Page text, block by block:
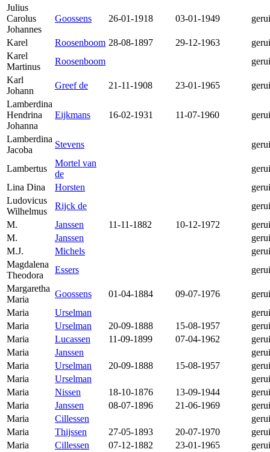
Julius
Carolus
Johannes
Goossens 26-01-1918 03-01-1949
Karel Roosenboom 28-08-1897 29-12-1963
Karel
Martinus
Roosenboom
Karl
Johann
Greef de 21-11-1908 23-01-1965
Lamberdina
Hendrina
Johanna
Eijkmans 16-02-1931 11-07-1960
Lamberdina
Jacoba
Stevens
Lambertus
Mortel van
de
Lina Dina
Horsten
Ludovicus
Wilhelmus
Rijck de
M.
Janssen 11-11-1882 10-12-1972
M.
Janssen
M.J.
Michels
Magdalena
Theodora
Essers
Margaretha
Maria
Goossens 01-04-1884 09-07-1976
Maria
Urselman
Maria
Urselman 20-09-1888 15-08-1957
Maria
Lucassen 11-09-1899 07-04-1962
Maria
Janssen
Maria
Urselman 20-09-1888 15-08-1957
Maria
Urselman
Maria
Nissen 18-10-1876 13-09-1944
Maria
Janssen 08-07-1896 21-06-1969
Maria
Cillessen
Maria
Thijssen 27-05-1893 20-07-1970
Maria
Cillessen 07-12-1882 23-01-1965